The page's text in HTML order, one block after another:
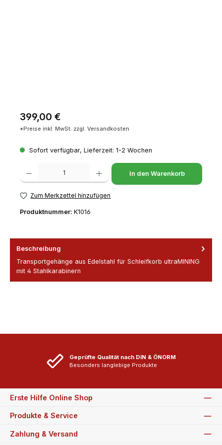
Regulärer Preis:
399,00 €
*Preise inkl. MwSt. zzgl. Versandkosten
Sofort verfügbar, Lieferzeit: 1-2 Wochen
Produkt Anzahl: Gib den gewünschten Wert ein oder benutze die
In den Warenkorb
Zum Merkzettel hinzufügen
Produktnummer: K1016
Beschreibung
Transportgehänge aus Edelstahl für Schleifkorb ultraMINING
mit 4 Stahlkarabinern
Geprüfte Qualität nach DIN & ÖNORM
Besonders langlebige Produkte
Erste Hilfe Online Shop
Produkte & Service
Zahlung & Versand